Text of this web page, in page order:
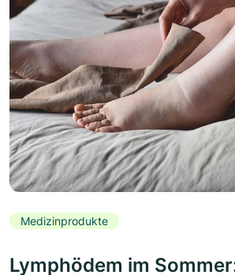
Medizinprodukte
Lymphödem im